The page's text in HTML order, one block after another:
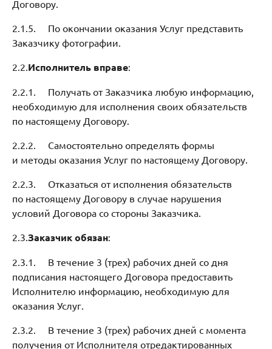
Договору.
2.1.5. По окончании оказания Услуг представить
Заказчику фотографии.
2.2. Исполнитель вправе:
2.2.1. Получать от Заказчика любую информацию,
необходимую для исполнения своих обязательств
по настоящему Договору.
2.2.2. Самостоятельно определять формы
и методы оказания Услуг по настоящему Договору.
2.2.3. Отказаться от исполнения обязательств
по настоящему Договору в случае нарушения
условий Договора со стороны Заказчика.
2.3. Заказчик обязан:
2.3.1. В течение 3 (трех) рабочих дней со дня
подписания настоящего Договора предоставить
Исполнителю информацию, необходимую для
оказания Услуг.
2.3.2. В течение 3 (трех) рабочих дней с момента
получения от Исполнителя отредактированных